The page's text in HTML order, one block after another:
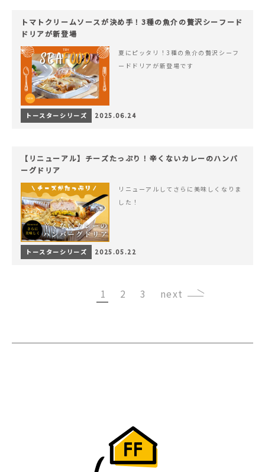
トマトクリームソースが決め手！3種の魚介の贅沢シーフード
ドリアが新登場
夏にピッタリ！3種の魚介の贅沢シーフ
ードドリアが新登場です
トースターシリーズ 2025.06.24
【リニューアル】チーズたっぷり！辛くないカレーのハンバ
ーグドリア
リニューアルしてさらに美味しくなりま
した！
トースターシリーズ 2025.05.22
1 2 3 ›